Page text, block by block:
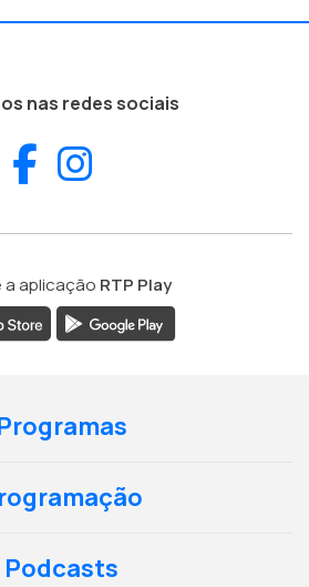
nas redes sociais
Facebook
a aplicação RTP Play
Podcasts